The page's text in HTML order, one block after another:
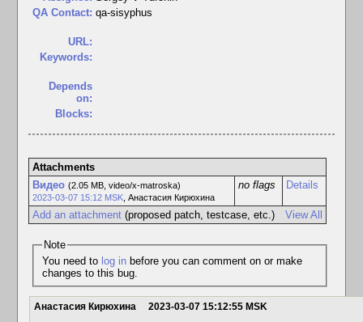
QA Contact: qa-sisyphus
URL:
Keywords:
Depends
on:
Blocks:
Attachments
Видео (2.05 MB, video/x-matroska)
2023-03-07 15:12 MSK, Анастасия Кирюхина
no flags Details
View All
Add an attachment(proposed patch, testcase, etc.)
Note
You need to log inbefore you can comment on or make
changes to this bug.
Анастасия Кирюхина 2023-03-07 15:12:55 MSK